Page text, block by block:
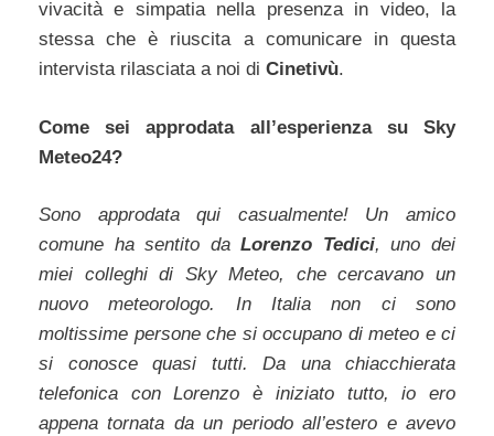
vivacità e simpatia nella presenza in video, la
stessa che è riuscita a comunicare in questa
intervista rilasciata a noi di Cinetivù.
Come sei approdata all’esperienza su Sky
Meteo24?
Sono approdata qui casualmente! Un amico
comune ha sentito daLorenzo Tedici, uno dei
miei colleghi di Sky Meteo, che cercavano un
nuovo meteorologo. In Italia non ci sono
moltissime persone che si occupano di meteo e ci
si conosce quasi tutti. Da una chiacchierata
telefonica con Lorenzo è iniziato tutto, io ero
appena tornata da un periodo all’estero e avevo